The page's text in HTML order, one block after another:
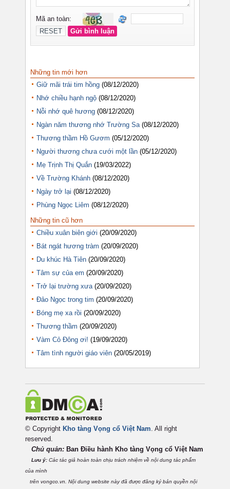
Những tin mới hơn
Giữ mãi trái tim hồng (08/12/2020)
Nhớ chiều hạnh ngộ (08/12/2020)
Nỗi nhớ quê hương (08/12/2020)
Ngàn năm thương nhớ Trường Sa (08/12/2020)
Thương thầm Hồ Gươm (05/12/2020)
Người thương chưa cưới một lần (05/12/2020)
Mẹ Trịnh Thị Quắn (19/03/2022)
Về Trường Khánh (08/12/2020)
Ngày trở lại (08/12/2020)
Phùng Ngọc Liêm (08/12/2020)
Những tin cũ hơn
Chiều xuân biên giới (20/09/2020)
Bát ngát hương tràm (20/09/2020)
Du khúc Hà Tiên (20/09/2020)
Tâm sự của em (20/09/2020)
Trở lại trường xưa (20/09/2020)
Đảo Ngọc trong tim (20/09/2020)
Bóng mẹ xa rồi (20/09/2020)
Thương thầm (20/09/2020)
Vàm Cỏ Đông ơi! (19/09/2020)
Tâm tình người giáo viên (20/05/2019)
© Copyright Kho tàng Vọng cổ Việt Nam. All right
reserved.
Chủ quản: Ban Điều hành Kho tàng Vọng cổ Việt Nam
Lưu ý: Các tác giả hoàn toàn chịu trách nhiệm về nội dung tác phẩm
của mình
trên vongco.vn. Nội dung website này đã được đăng ký bản quyền nội